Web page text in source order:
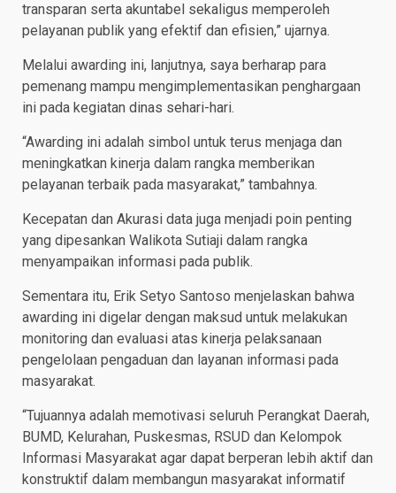
transparan serta akuntabel sekaligus memperoleh
pelayanan publik yang efektif dan efisien,” ujarnya.
Melalui awarding ini, lanjutnya, saya berharap para
pemenang mampu mengimplementasikan penghargaan
ini pada kegiatan dinas sehari-hari.
“Awarding ini adalah simbol untuk terus menjaga dan
meningkatkan kinerja dalam rangka memberikan
pelayanan terbaik pada masyarakat,” tambahnya.
Kecepatan dan Akurasi data juga menjadi poin penting
yang dipesankan Walikota Sutiaji dalam rangka
menyampaikan informasi pada publik.
Sementara itu, Erik Setyo Santoso menjelaskan bahwa
awarding ini digelar dengan maksud untuk melakukan
monitoring dan evaluasi atas kinerja pelaksanaan
pengelolaan pengaduan dan layanan informasi pada
masyarakat.
“Tujuannya adalah memotivasi seluruh Perangkat Daerah,
BUMD, Kelurahan, Puskesmas, RSUD dan Kelompok
Informasi Masyarakat agar dapat berperan lebih aktif dan
konstruktif dalam membangun masyarakat informatif